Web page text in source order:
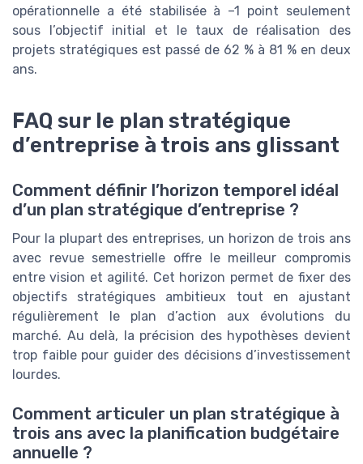
opérationnelle a été stabilisée à –1 point seulement
sous l’objectif initial et le taux de réalisation des
projets stratégiques est passé de 62 % à 81 % en deux
ans.
FAQ sur le plan stratégique
d’entreprise à trois ans glissant
Comment définir l’horizon temporel idéal
d’un plan stratégique d’entreprise ?
Pour la plupart des entreprises, un horizon de trois ans
avec revue semestrielle offre le meilleur compromis
entre vision et agilité. Cet horizon permet de fixer des
objectifs stratégiques ambitieux tout en ajustant
régulièrement le plan d’action aux évolutions du
marché. Au delà, la précision des hypothèses devient
trop faible pour guider des décisions d’investissement
lourdes.
Comment articuler un plan stratégique à
trois ans avec la planification budgétaire
annuelle ?